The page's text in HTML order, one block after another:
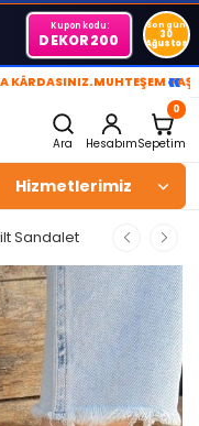
Kupon kodu:
DEKOR200
Son gün
30
Ağustos
MUHTEŞEM YAŞAM
«
Ara Hesabım
0
Sepetim
Hizmetlerimiz
Sandalet